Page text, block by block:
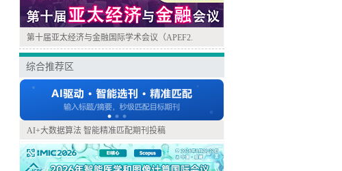
第十届亚太经济与金融国际学术会议（APEF2.
综合推荐区
AI+大数据算法 智能精准匹配期刊投稿